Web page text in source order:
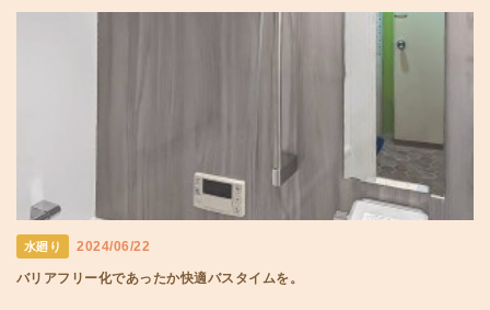
水廻り 2024/06/22
バリアフリー化であったか快適バスタイムを。